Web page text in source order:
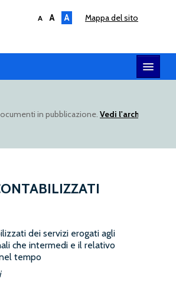
mappa del sito
A A A
in pubblicazione. Vedi l'archivio
dei servizi erogati agli
che intermedi e il relativo
tempo